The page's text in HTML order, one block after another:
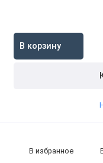
В корзину
В избранное